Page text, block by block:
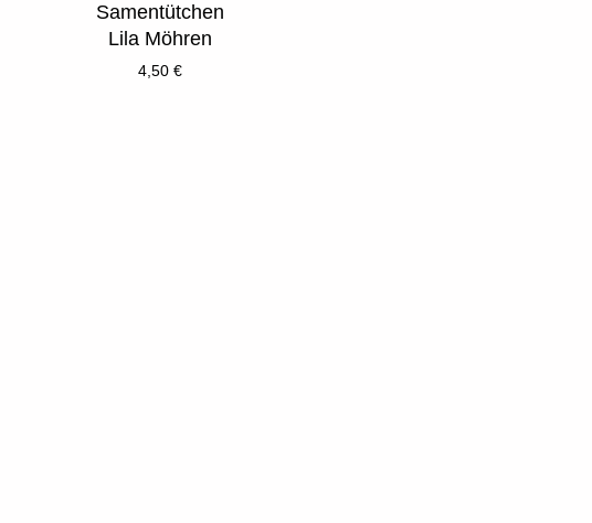
Samentütchen
Lila Möhren
4,50€